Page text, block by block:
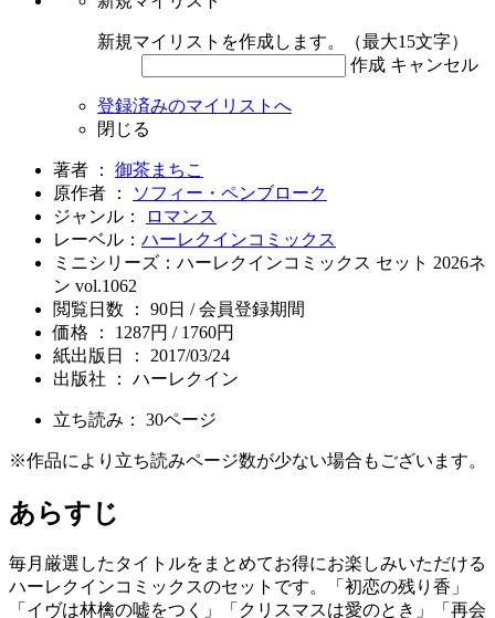
新規マイリストを作成します。（最大15文字）
作成 キャンセル
登録済みのマイリストへ
閉じる
著者 ： 御茶まちこ
原作者 ：
ソフィー・ペンブローク
ジャンル：
ロマンス
レーベル： ハーレクインコミックス
ミニシリーズ：ハーレクインコミックス セット 2026ネ
ン vol.1062
閲覧日数 ： 90日 / 会員登録期間
価格 ： 1287円 / 1760円
紙出版日 ： 2017/03/24
出版社 ： ハーレクイン
立ち読み： 30ページ
※作品により立ち読みページ数が少ない場合もございます。
あらすじ
毎月厳選したタイトルをまとめてお得にお楽しみいただける
ハーレクインコミックスのセットです。「初恋の残り香」
「イヴは林檎の嘘をつく」「クリスマスは愛のとき」「再会